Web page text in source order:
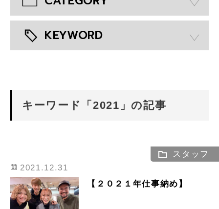
KEYWORD
キーワード「2021」の記事
スタッフ
2021.12.31
【２０２１年仕事納め】